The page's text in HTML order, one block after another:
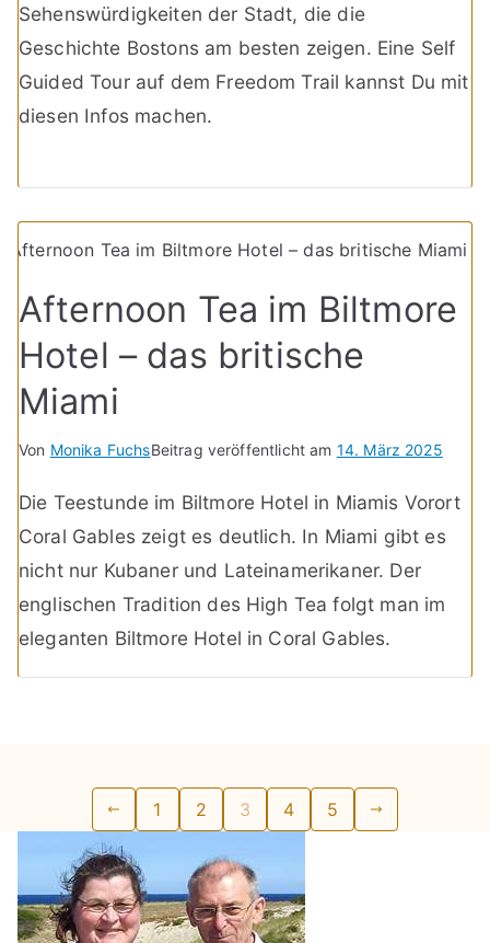
Sehenswürdigkeiten der Stadt, die die
Geschichte Bostons am besten zeigen. Eine Self
Guided Tour auf dem Freedom Trail kannst Du mit
diesen Infos machen.
Afternoon Tea im Biltmore
Hotel – das britische
Miami
Von Monika FuchsBeitrag veröffentlicht am 14. März 2025
Die Teestunde im Biltmore Hotel in Miamis Vorort
Coral Gables zeigt es deutlich. In Miami gibt es
nicht nur Kubaner und Lateinamerikaner. Der
englischen Tradition des High Tea folgt man im
eleganten Biltmore Hotel in Coral Gables.
Seitennummerierung
der
Beiträge
1 2 3 4 5